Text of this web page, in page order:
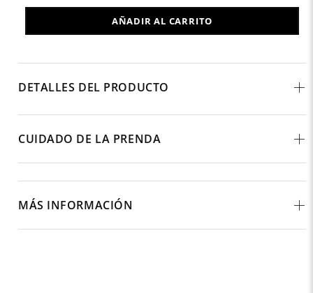
AÑADIR AL CARRITO
DETALLES DEL PRODUCTO
CUIDADO DE LA PRENDA
MÁS INFORMACIÓN